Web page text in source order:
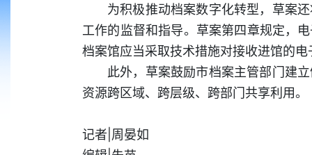
为积极推动档案数字化转型，草案
工作的监督和指导。草案第四章规定，
档案馆应当采取技术措施对接收进馆的
此外，草案鼓励市档案主管部门建
资源跨区域、跨层级、跨部门共享利用。
记者|周晏如